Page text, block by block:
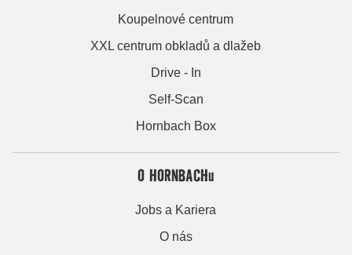
Koupelnové centrum
XXL centrum obkladů a dlažeb
Drive - In
Self-Scan
Hornbach Box
O HORNBACHu
Jobs a Kariera
O nás